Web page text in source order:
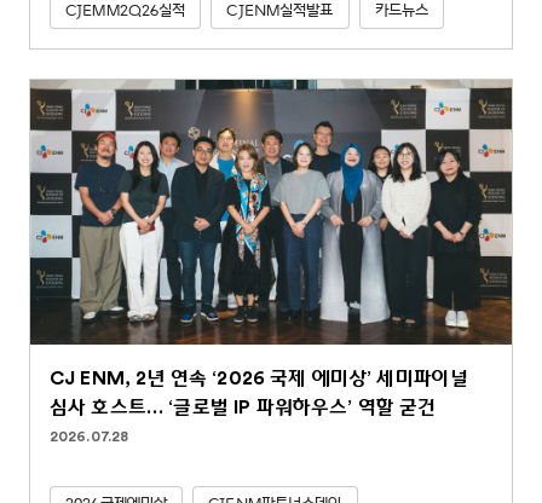
CJEMM2Q26실적 CJENM실적발표 카드뉴스
CJ ENM, 2년 연속 ‘2026 국제 에미상’ 세미파이널
심사 호스트… ‘글로벌 IP 파워하우스’ 역할 굳건
2026.07.28